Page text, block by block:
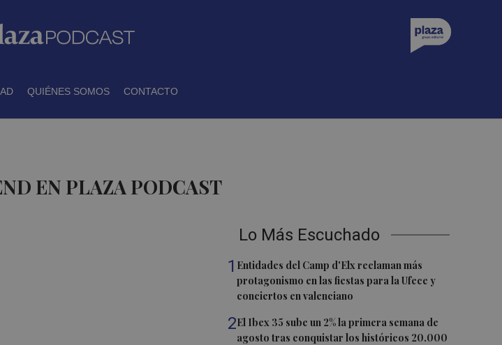
QUIÉNES SOMOS CONTACTO
EN PLAZA PODCAST
Lo Más Escuchado
1 Entidades del Camp d'Elx reclaman más
protagonismo en las fiestas para la Ufece y
conciertos en valenciano
2El Ibex 35 sube un 2% la primera semana de
agosto tras conquistar los históricos 20.000